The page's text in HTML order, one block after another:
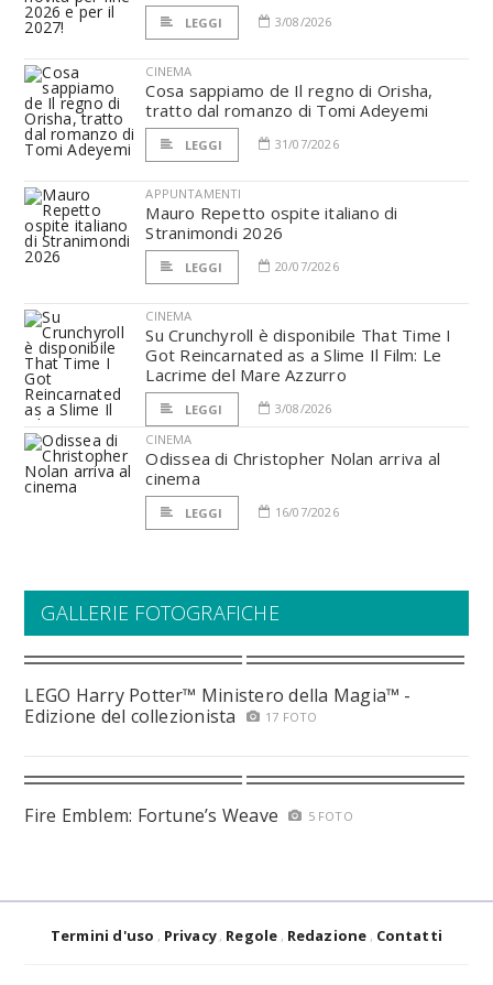
LEGGI 3/08/2026
CINEMA
Cosa sappiamo de Il regno di Orisha,
tratto dal romanzo di Tomi Adeyemi
LEGGI 31/07/2026
APPUNTAMENTI
Mauro Repetto ospite italiano di
Stranimondi 2026
LEGGI 20/07/2026
CINEMA
Su Crunchyroll è disponibile That Time I
Got Reincarnated as a Slime Il Film: Le
Lacrime del Mare Azzurro
LEGGI
3/08/2026
CINEMA
Odissea di Christopher Nolan arriva al
cinema
LEGGI 16/07/2026
GALLERIE FOTOGRAFICHE
LEGO Harry Potter™ Ministero della Magia™ -
Edizione del collezionista
17 FOTO
Fire Emblem: Fortune’s Weave 5 FOTO
Termini d'uso Privacy Regole Redazione Contatti